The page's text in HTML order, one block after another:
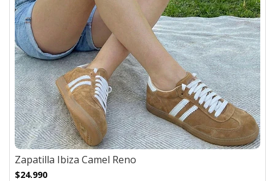
Zapatilla Ibiza Camel Reno
$24.990